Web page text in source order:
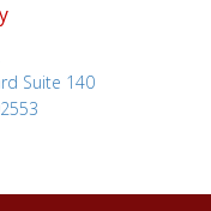
Suite 140